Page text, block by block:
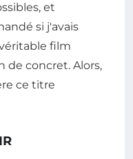
et
si j'avais
film
de concret. Alors,
ce titre